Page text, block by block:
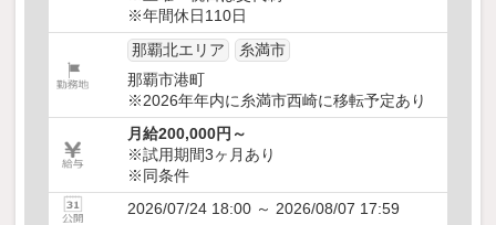
※年間休日110日
那覇北エリア
糸満市
那覇市港町
※2026年年内に糸満市西崎に移転予定あり
月給200,000円～
※試用期間3ヶ月あり
※同条件
2026/07/24 18:00 ～ 2026/08/07 17:59